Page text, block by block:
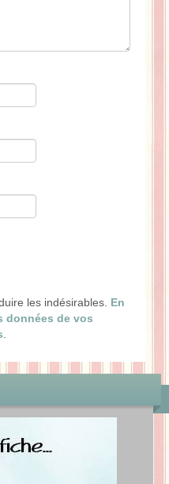
les indésirables. En
données de vos